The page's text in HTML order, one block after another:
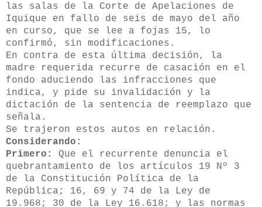
las salas de la Corte de Apelaciones de
Iquique en fallo de seis de mayo del año
en curso, que se lee a fojas 15, lo
confirmó, sin modificaciones.
En contra de esta última decisión, la
madre requerida recurre de casación en el
fondo aduciendo las infracciones que
indica, y pide su invalidación y la
dictación de la sentencia de reemplazo que
señala.
Se trajeron estos autos en relación.
Considerando:
Primero:
Que el recurrente denuncia el
quebrantamiento de los artículos 19 Nº 3
de la Constitución Política de la
República; 16, 69 y 74 de la Ley de
19.968; 30 de la Ley 16.618; y las normas